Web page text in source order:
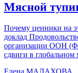
Мясной
Почему ценники на
доклад
организации ООН
сдвиги в глобальном